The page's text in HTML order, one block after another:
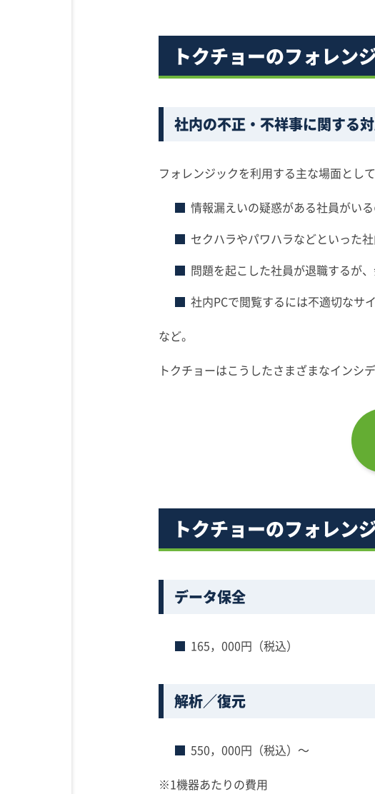
トクチョーのフォレン
社内の不正・不祥事に関する
フォレンジックを利用する主な場面として
情報漏えいの疑惑がある社員がい
セクハラやパワハラなどといった
問題を起こした社員が退職するが
社内PCで閲覧するには不適切なサ
など。
トクチョーはこうしたさまざまなインシ
トクチョーのフォレン
データ保全
165，000円（税込）
解析／復元
550，000円（税込）～
※1機器あたりの費用